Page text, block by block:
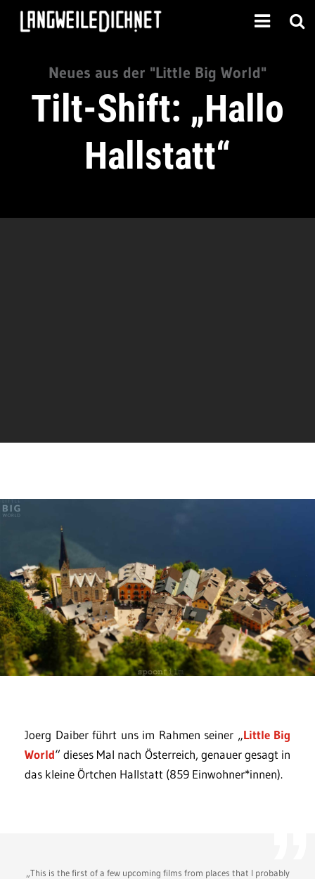
Neues aus der "Little Big World"
Tilt-Shift: „Hallo
Hallstatt“
Joerg Daiber führt uns im Rahmen seiner „Little Big
World“ dieses Mal nach Österreich, genauer gesagt in
das kleine Örtchen Hallstatt (859 Einwohner*innen).
„This is the first of a few upcoming films from places that I probably